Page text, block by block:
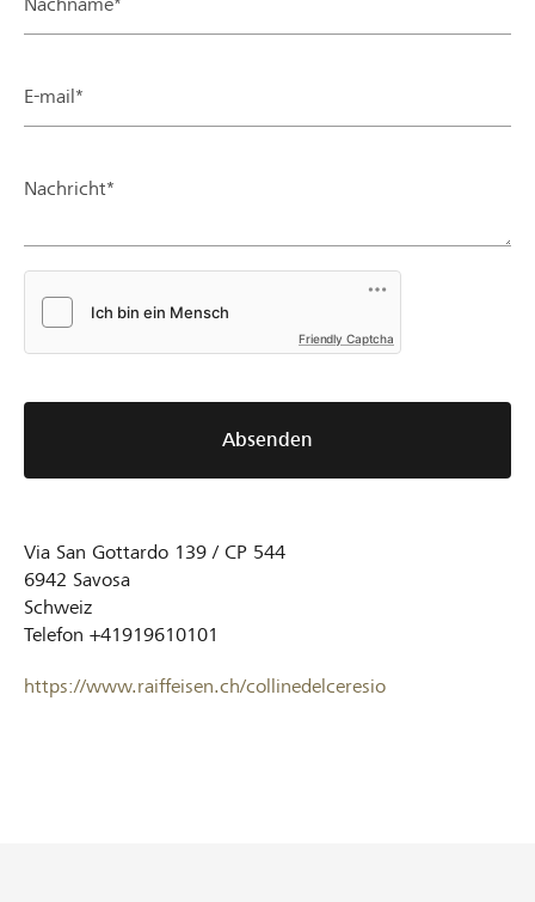
E-mail*
Nachricht*
Friendly Captcha
Absenden
Via San Gottardo 139 / CP 544
6942 Savosa
Schweiz
Telefon +41919610101
https://www.raiffeisen.ch/collinedelceresio